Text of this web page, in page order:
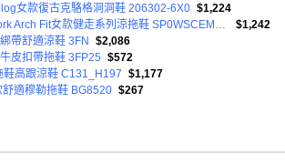
女款復古克駱格洞洞鞋 206302-6X0 $1,224
SKECHERS Go Work Arch Fit女款健走系列涼拖鞋 SP0WSCEM073
$1,242
帶舒適涼鞋 3FN
$2,086
皮扣帶拖鞋 3FP25 $572
鞋高跟涼鞋 C131_H197 $1,177
適穆勒拖鞋 BG8520 $267